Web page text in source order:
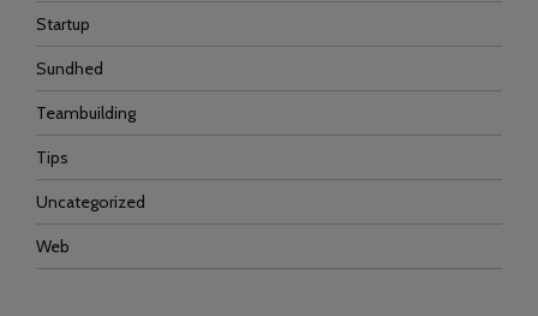
Startup
Sundhed
Teambuilding
Tips
Uncategorized
Web